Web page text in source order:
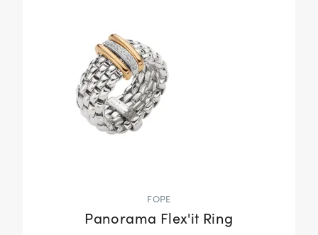
FOPE
Panorama Flex'it Ring